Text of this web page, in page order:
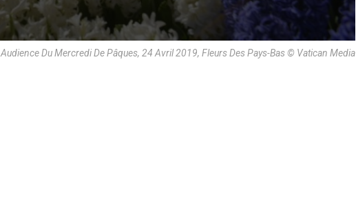
Audience Du Mercredi De Pâques, 24 Avril 2019, Fleurs Des Pays-Bas © Vatican Media